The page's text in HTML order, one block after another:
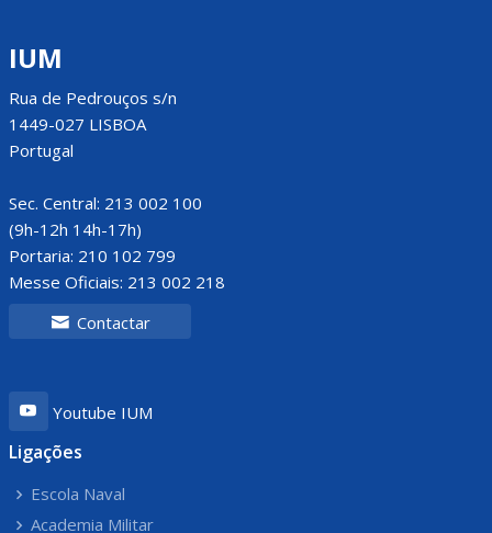
IUM
Rua de Pedrouços s/n
1449-027 LISBOA
Portugal
Sec. Central: 213 002 100
(9h-12h 14h-17h)
Portaria: 210 102 799
Messe Oficiais: 213 002 218
Contactar
Youtube IUM
Ligações
Escola Naval
Academia Militar